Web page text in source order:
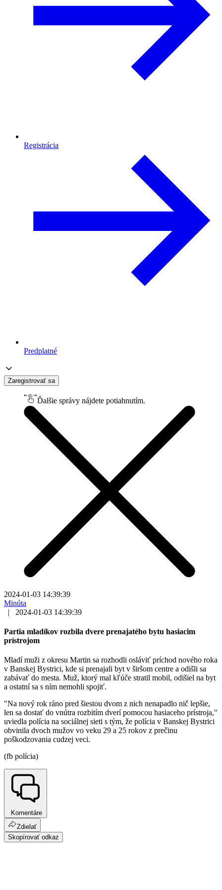
Registrácia
Predplatné
Zaregistrovať sa
Ďalšie správy nájdete potiahnutím.
2024-01-03 14:39:39
Minúta
|
2024-01-03 14:39:39
Partia mladíkov rozbila dvere prenajatého bytu hasiacim
prístrojom
Mladí muži z okresu Martin sa rozhodli osláviť príchod nového roka
v Banskej Bystrici, kde si prenajali byt v širšom centre a odišli sa
zabávať do mesta. Muž, ktorý mal kľúče stratil mobil, odišiel na byt
a ostatní sa s ním nemohli spojiť.
"Na nový rok ráno pred šiestou dvom z nich nenapadlo nič lepšie,
len sa dostať do vnútra rozbitím dverí pomocou hasiaceho prístroja,"
uviedla polícia na sociálnej sieti s tým, že polícia v Banskej Bystrici
obvinila dvoch mužov vo veku 29 a 25 rokov z prečinu
poškodzovania cudzej veci.
(fb polícia)
Komentáre
Zdielať
Skopírovať odkaz